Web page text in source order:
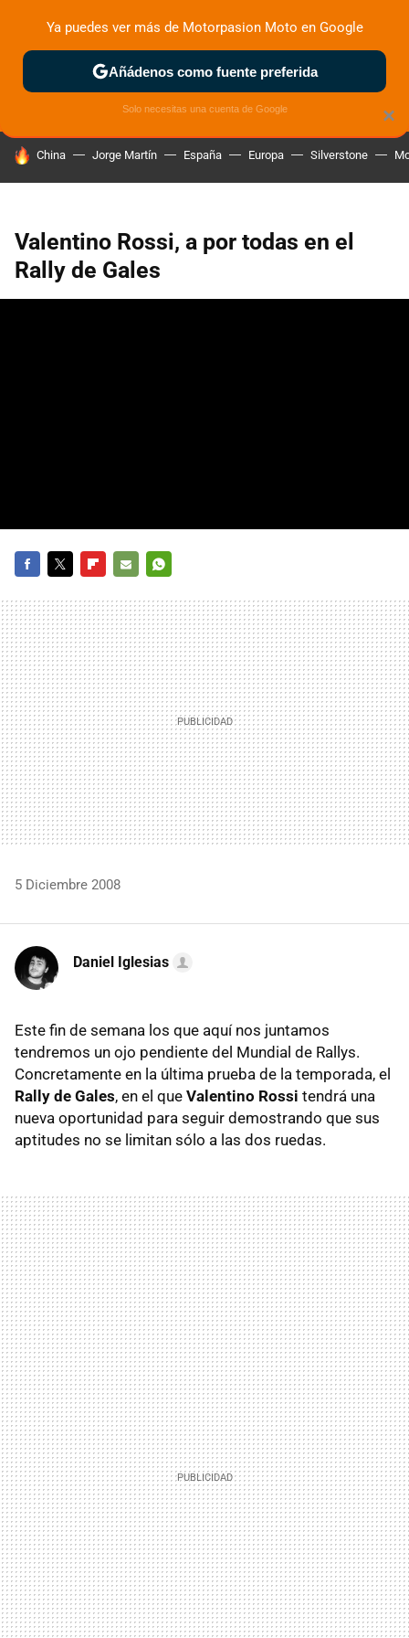
ZONA DE PRUEBAS DEPORTIVAS MOTOS ELÉCTRICAS
HOY SE HABLA DE
China Jorge Martín España Europa Silverstone
Valentino Rossi, a por todas en el
Rally de Gales
MAIL
5 Diciembre 2008
Daniel Iglesias
Este fin de semana los que aquí nos juntamos
tendremos un ojo pendiente del Mundial de Rallys.
Concretamente en la última prueba de la temporada, el
Rally de Gales, en el que Valentino Rossi tendrá una
nueva oportunidad para seguir demostrando que sus
aptitudes no se limitan sólo a las dos ruedas.
×
Ya puedes ver más de Motorpasion Moto en Google
Añádenos como fuente preferida
Solo necesitas una cuenta de Google